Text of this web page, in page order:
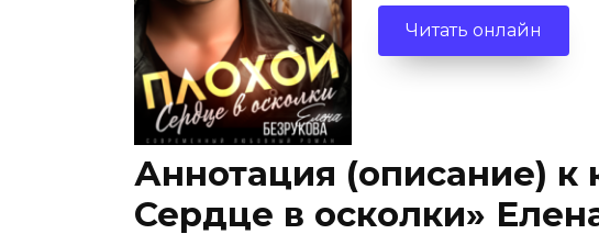
Читать онлайн
Аннотация (описание) к
Сердце в осколки»